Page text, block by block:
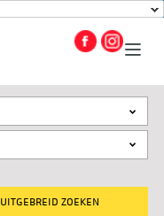
UITGEBREID ZOEKEN